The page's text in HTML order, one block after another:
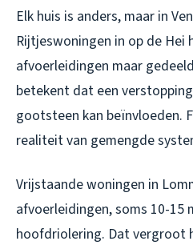
Elk huis is anders, maar in
Rijtjeswoningen in op de Hei
afvoerleidingen maar
betekent dat een
gootsteen kan beïnvloeden.
realiteit van gemengde
Vrijstaande woningen in
afvoerleidingen, soms 10-15
hoofdriolering. Dat vergroot